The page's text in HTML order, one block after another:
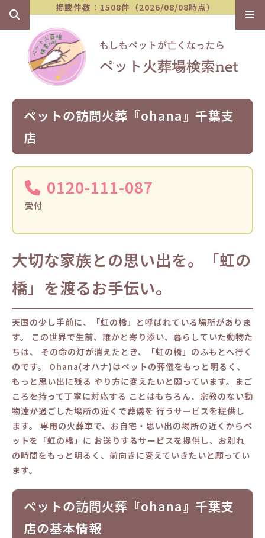
掲載件数：1508件（2026/08/08時点）
ペットの訪問火葬『ohana』千葉支
店
0120-111-087
受付
大切な家族との思い出を。「虹の
橋」を渡るお⼿伝い。
天国の少し⼿前に、「虹の橋」と呼ばれている場所がありま
す。 この世界で⽣前、誰かと寄り添い、暮らしていた動物た
ちは、 その命の灯が消えたとき、「虹の橋」のふもとへ⾏く
のです。 Ohana(オハナ)はペットの葬儀をもっと明るく、
もっと思い出に残る やり⽅に変えたいと願っています。まご
ころを持って丁寧に対応する ことはもちろん、宗教のない動
物達が過ごした場所の近くで葬儀を ⾏うサービスを提供し
ます。 専⽤の⽕葬⾞で、お⾃宅・思い出の場所の近くからペ
ットを「虹の橋」に お送りするサービスを提供し、お別れ
の時間をもっと明るく、前向きに変えていきたいと願ってい
ます。
ペットの訪問火葬『ohana』千葉支
店の基本情報